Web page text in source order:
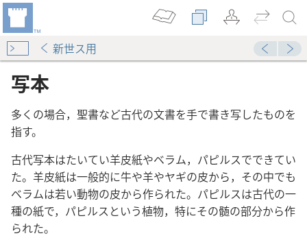
新世ス用
写本
多くの場合，聖書など古代の文書を手で書き写したものを
指す。
古代写本はたいてい羊皮紙やベラム，パピルスでできてい
た。羊皮紙は一般的に牛や羊やヤギの皮から，その中でも
ベラムは若い動物の皮から作られた。パピルスは古代の一
種の紙で，パピルスという植物，特にその髄の部分から作
られた。